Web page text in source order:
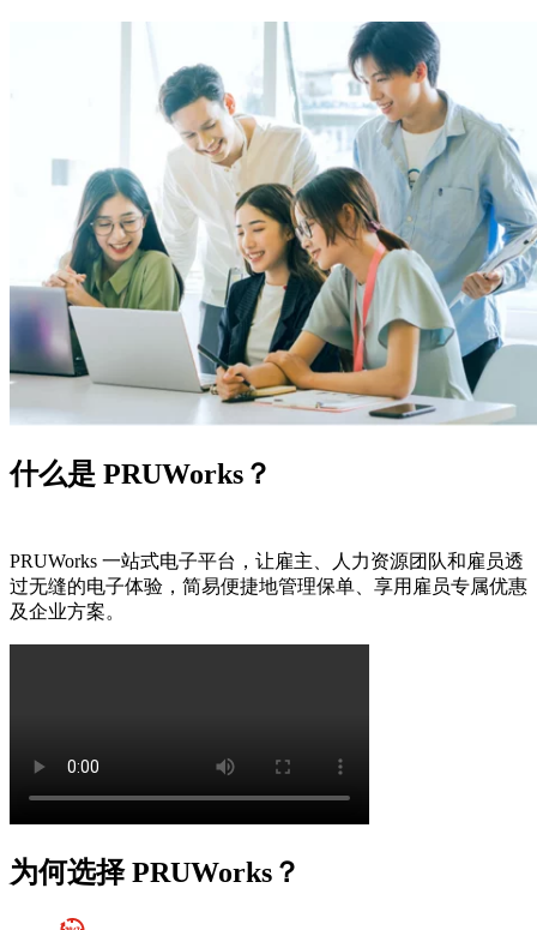
什么是 PRUWorks？
PRUWorks 一站式电子平台，让雇主、人力资源团队和雇员透
过无缝的电子体验，简易便捷地管理保单、享用雇员专属优惠
及企业方案。
为何选择PRUWorks？